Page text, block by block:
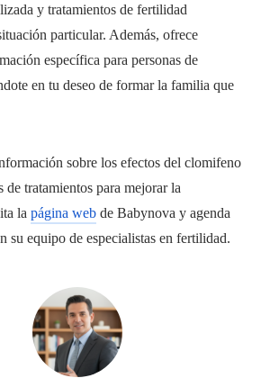
y tratamientos de fertilidad
particular. Además, ofrece
específica para personas de
en tu deseo de formar la familia que
sobre los efectos del clomifeno
de tratamientos para mejorar la
la página web de Babynova y agenda
su equipo de especialistas en fertilidad.